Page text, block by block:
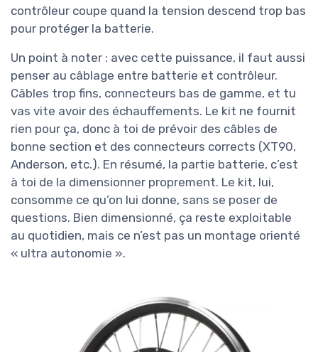
contrôleur coupe quand la tension descend trop bas
pour protéger la batterie.
Un point à noter : avec cette puissance, il faut aussi
penser au câblage entre batterie et contrôleur.
Câbles trop fins, connecteurs bas de gamme, et tu
vas vite avoir des échauffements. Le kit ne fournit
rien pour ça, donc à toi de prévoir des câbles de
bonne section et des connecteurs corrects (XT90,
Anderson, etc.). En résumé, la partie batterie, c’est
à toi de la dimensionner proprement. Le kit, lui,
consomme ce qu’on lui donne, sans se poser de
questions. Bien dimensionné, ça reste exploitable
au quotidien, mais ce n’est pas un montage orienté
« ultra autonomie ».